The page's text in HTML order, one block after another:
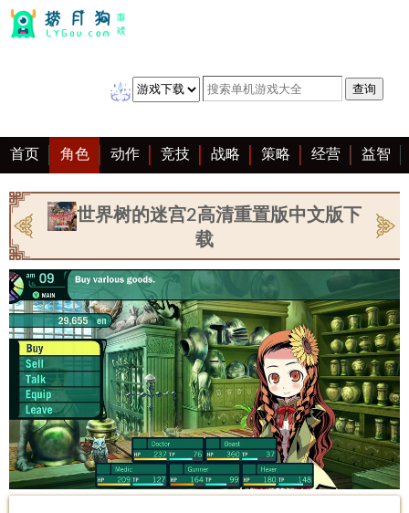
首页 角色 动作 竞技 战略 策略 经营 益智
冒险 棋牌 赛车 音乐 恋爱 单机 大全
世界树的迷宫2高清重置版中文版下
载